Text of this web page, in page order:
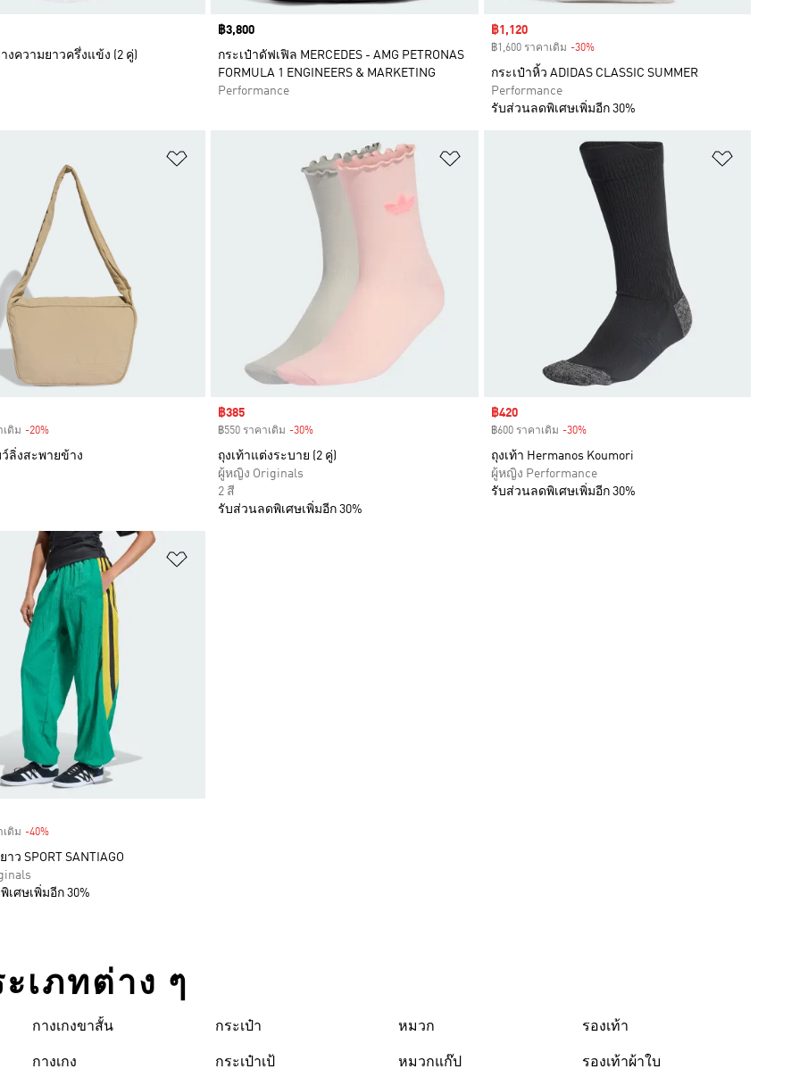
งความยาวครึ่งแข้ง (2 คู่)
Price
฿3,800
กระเป๋าดัฟเฟิล MERCEDES - AMG PETRONAS
FORMULA 1 ENGINEERS & MARKETING
Performance
Sale price
฿1,120
฿1,600 ราคาเดิม -30%Discount
กระเป๋าหิ้ว ADIDAS CLASSIC SUMMER
Performance
รับส่วนลดพิเศษเพิ่มอีก 30%
เพิ่มไปยังรายการสินค้าโปรด
เดิม -20%Discount
ว์ลิ่งสะพายข้าง
เพิ่มไปยังรายการสินค้าโปรด
Sale price
฿385
฿550 ราคาเดิม -30%
ถุงเท้าแต่งระบาย (2 คู่)
ผู้หญิง Originals
2 สี
รับส่วนลดพิเศษเพิ่มอีก 30%
Sale price
฿420
฿600 ราคาเดิม -30%Discount
ถุงเท้า Hermanos Koumori
ผู้หญิง Performance
รับส่วนลดพิเศษเพิ่มอีก 30%
การสินค้าโปรด
เดิม -40%Discount
าว SPORT SANTIAGO
ศษเพิ่มอีก 30%
เภทต่าง ๆ
กางเกงขาสั้น
กางเกง
กระเป๋า
กระเป๋าเป้
หมวก
หมวกแก๊ป
รองเท้า
รองเท้าผ้าใบ